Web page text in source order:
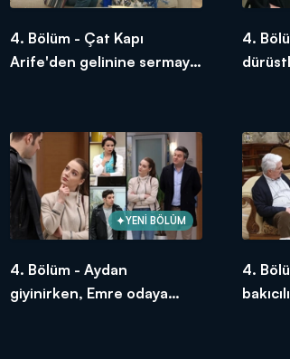
4. Bölüm - Çat Kapı
Arife'den gelinine sermaye
4.
YENİ BÖLÜM
4. Bölüm - Aydan
giyinirken, Emre odaya
4.